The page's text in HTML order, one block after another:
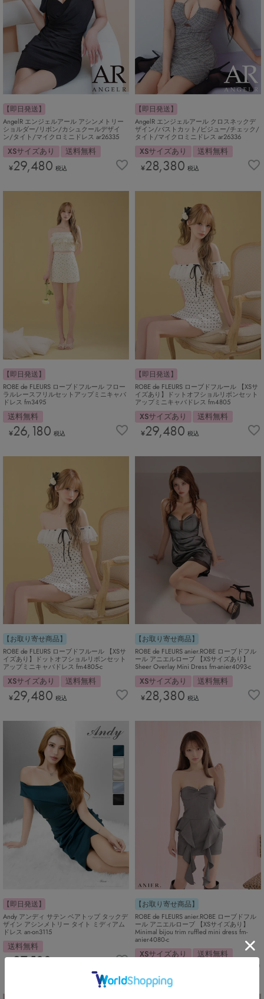
【即日発送】
AngelR エンジェルアール アシンメトリー
ショルダー/リボン/カシュクールデザイ
ン/タイト/マイクロミニドレス ar26335
XSサイズあり 送料無料
¥29,480 税込
【即日発送】
AngelR エンジェルアール クロスネックデ
ザイン/バストカット/ビジュー/チェック/
タイト/マイクロミニドレス ar26336
XSサイズあり 送料無料
¥28,380 税込
【即日発送】
ROBE de FLEURS ローブドフルール フロー
ラルレースフリルセットアップミニキャバ
ドレス fm3495
送料無料
¥26,180 税込
【即日発送】
ROBE de FLEURS ローブドフルール 【XSサ
イズあり】ドットオフショルリボンセット
アップミニキャバドレス fm4805
XSサイズあり 送料無料
¥29,480 税込
【お取り寄せ商品】
ROBE de FLEURS ローブドフルール 【XSサ
イズあり】ドットオフショルリボンセット
アップミニキャバドレス fm4805-c
XSサイズあり 送料無料
¥29,480 税込
【お取り寄せ商品】
ROBE de FLEURS anier.ROBE ローブドフル
ール アニエルローブ 【XSサイズあり】
Sheer Overlay Mini Dress fm-anier4093-c
XSサイズあり 送料無料
¥28,380 税込
【即日発送】
Andy アンディ サテン ベアトップ タックデ
ザイン アシンメトリー タイト ミディアム
ドレス an-on3115
送料無料
27,500
【お取り寄せ商品】
ROBE de FLEURS anier.ROBE ローブドフル
ール アニエルローブ 【XSサイズあり】
Minimal bijou trim ruffled mini dress fm-
anier4080-c
XSサイズあり 送料無料